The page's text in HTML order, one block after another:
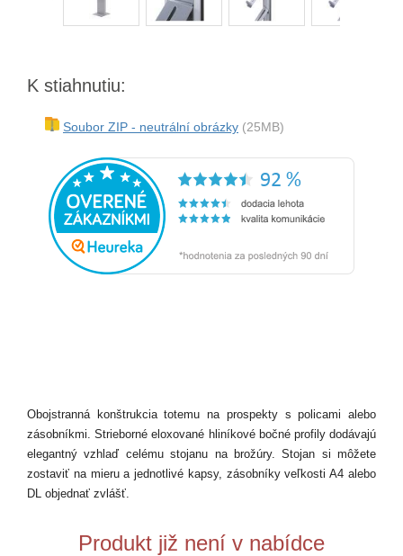
K stiahnutiu:
Soubor ZIP - neutrální obrázky (25MB)
Obojstranná konštrukcia totemu na prospekty s policami alebo
zásobníkmi. Strieborné eloxované hliníkové bočné profily dodávajú
elegantný vzhlaď celému stojanu na brožúry. Stojan si môžete
zostaviť na mieru a jednotlivé kapsy, zásobníky veľkosti A4 alebo
DL objednať zvlášť.
Produkt již není v nabídce